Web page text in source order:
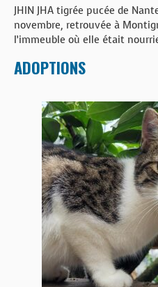
JHIN JHA tigrée pucée de
novembre, retrouvée à
l’immeuble où elle était
ADOPTIONS